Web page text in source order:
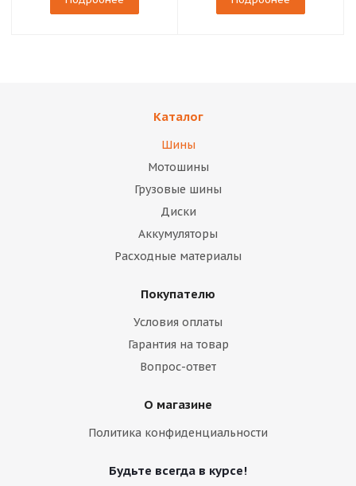
Каталог
Шины
Мотошины
Грузовые шины
Диски
Аккумуляторы
Расходные материалы
Покупателю
Условия оплаты
Гарантия на товар
Вопрос-ответ
О магазине
Политика конфиденциальности
Будьте всегда в курсе!